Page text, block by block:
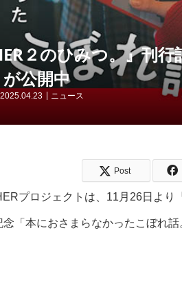
２のひみつ。』刊
公開中
2025.04.23 ニュース
Post
プロジェクトは、11月26日よ
「本におさまらなかったこぼれ話